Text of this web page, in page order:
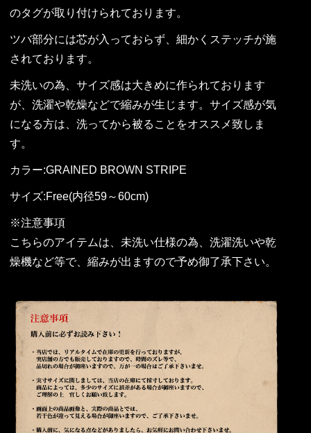
のタグが取り付けられております。
ツバ部分には芯が入っておらず、細かくステッチが施
されております。
未洗いの為、サイズ感は大きめに作られております
が、洗濯や乾燥などで縮みが生じます。サイズ感が気
になる方は、洗ってから被ることをオススメ致しま
す。
カラー:GRAINED BROWN STRIPE
サイズ:Free(内径59～60cm)
※注意事項
こちらのアイテムは、未洗い仕様の為、洗濯洗いや乾
燥機など等で、縮みが出ますので予め御了承下さい。